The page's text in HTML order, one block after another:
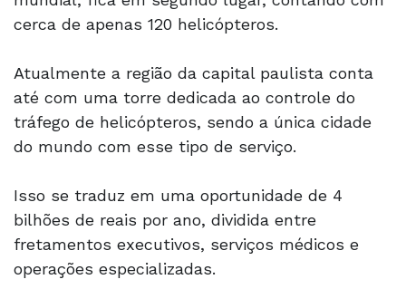
cerca de apenas 120 helicópteros.
Atualmente a região da capital paulista conta
até com uma torre dedicada ao controle do
tráfego de helicópteros, sendo a única cidade
do mundo com esse tipo de serviço.
Isso se traduz em uma oportunidade de 4
bilhões de reais por ano, dividida entre
fretamentos executivos, serviços médicos e
operações especializadas.